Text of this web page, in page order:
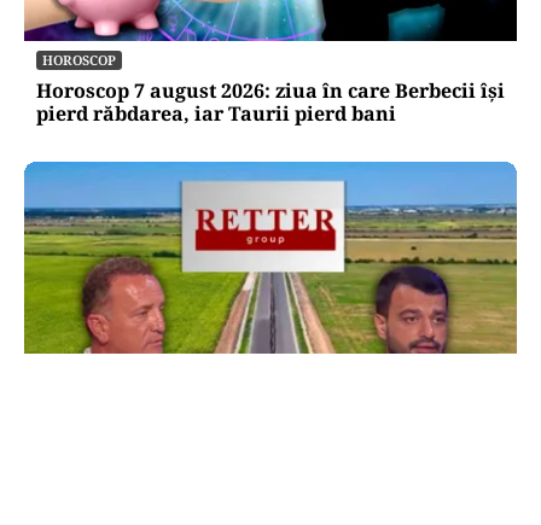
HOROSCOP
Horoscop 7 august 2026: ziua în care Berbecii își
pierd răbdarea, iar Taurii pierd bani